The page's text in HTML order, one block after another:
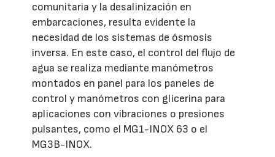
comunitaria y la desalinización en
embarcaciones, resulta evidente la
necesidad de los sistemas de ósmosis
inversa. En este caso, el control del flujo de
agua se realiza mediante manómetros
montados en panel para los paneles de
control y manómetros con glicerina para
aplicaciones con vibraciones o presiones
pulsantes, como el MG1-INOX 63 o el
MG3B-INOX.